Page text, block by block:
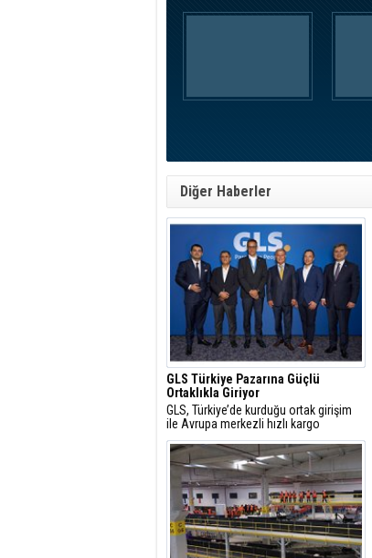
Diğer Haberler
GLS Türkiye Pazarına Güçlü
Ortaklıkla Giriyor
GLS, Türkiye’de kurduğu ortak girişim
ile Avrupa merkezli hızlı kargo
sağlayıcısı olarak Türkiye pazarına giriş
yapıyor